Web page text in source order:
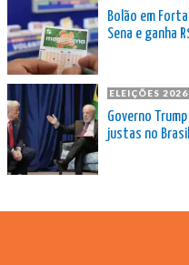
Bolão em
Sena e ganha
ELEIÇÕES 2026
Governo
justas no Brasil